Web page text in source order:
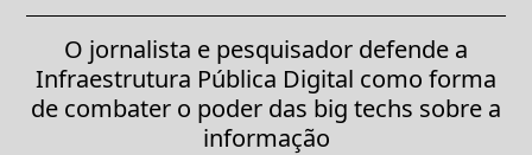
O jornalista e pesquisador defende a
Infraestrutura Pública Digital como forma
de combater o poder das big techs sobre a
informação